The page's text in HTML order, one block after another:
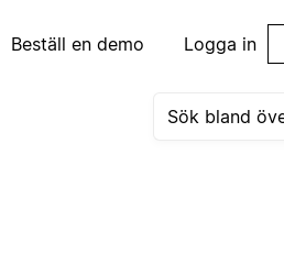
Beställ en demo Logga in